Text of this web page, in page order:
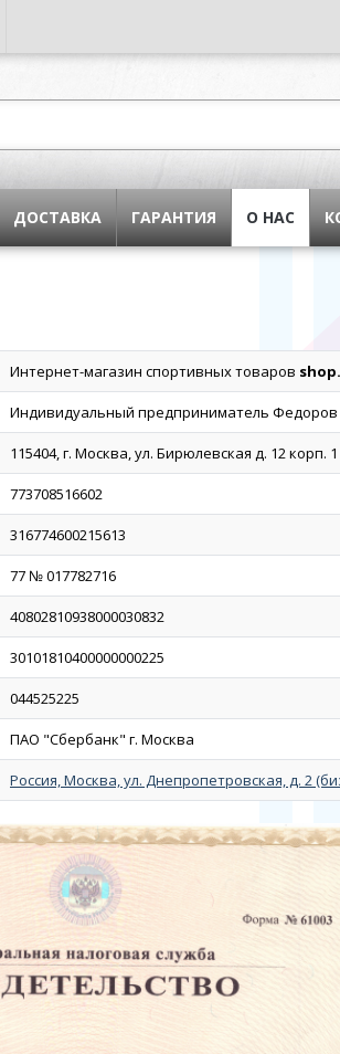
ДОСТАВКА ГАРАНТИЯ О НАС
Интернет-магазин спортивных товаров
Индивидуальный предприниматель Федоров
115404, г. Москва, ул. Бирюлевская д. 12 корп. 1
773708516602
316774600215613
77 № 017782716
40802810938000030832
30101810400000000225
044525225
ПАО "Сбербанк" г. Москва
Россия, Москва, ул. Днепропетровская, д. 2